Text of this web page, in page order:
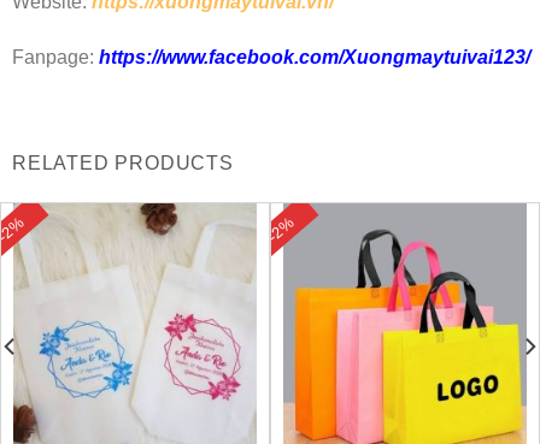
Fanpage: https://www.facebook.com/Xuongmaytuivai123/
RELATED PRODUCTS
-2%